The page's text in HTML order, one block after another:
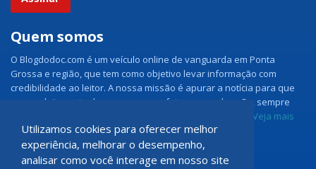
Utilizamos cookies para oferecer melhor
experiência, melhorar o desempenho,
analisar como você interage em nosso site
Quem somos
O Blogdodoc.com é um veículo online de vanguarda em Ponta
Grossa e região, que tem como objetivo levar informação com
credibilidade ao leitor. A nossa missão é apurar a notícia para que
nossos leitores tenham acesso aos fatos como eles são, sempre
Veja mais
Grupo Doc.com